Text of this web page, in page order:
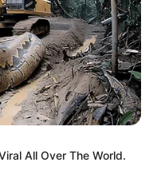
All Over The World.